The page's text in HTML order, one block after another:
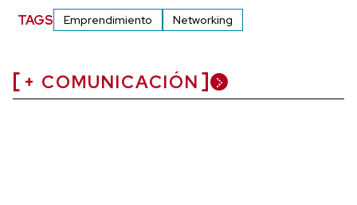
TAGS Emprendimiento Networking
+ COMUNICACIÓN